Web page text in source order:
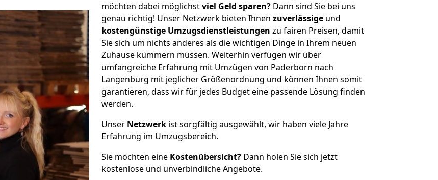
möchten dabei möglichstviel Geld sparen? Dann sind Sie bei uns
genau richtig! Unser Netzwerk bieten Ihnen zuverlässige und
kostengünstige Umzugsdienstleistungen zu fairen Preisen, damit
Sie sich um nichts anderes als die wichtigen Dinge in Ihrem neuen
Zuhause kümmern müssen. Weiterhin verfügen wir über
umfangreiche Erfahrung mit Umzügen von Paderborn nach
Langenburg mit jeglicher Größenordnung und können Ihnen somit
garantieren, dass wir für jedes Budget eine passende Lösung finden
werden.
Unser Netzwerk ist sorgfältig ausgewählt, wir haben viele Jahre
Erfahrung im Umzugsbereich.
Sie möchten eine Kostenübersicht? Dann holen Sie sich jetzt
kostenlose und unverbindliche Angebote.